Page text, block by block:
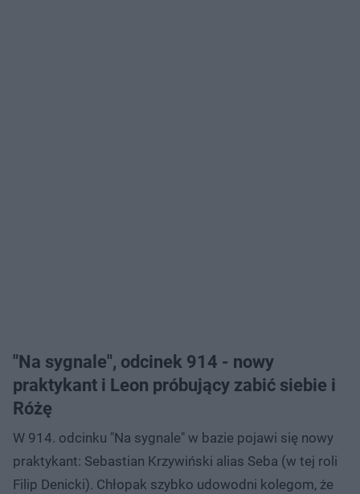
"Na sygnale", odcinek 914 - nowy
praktykant i Leon próbujący zabić siebie i
Różę
W 914. odcinku "Na sygnale" w bazie pojawi się nowy
praktykant: Sebastian Krzywiński alias Seba (w tej roli
Filip Denicki). Chłopak szybko udowodni kolegom, że